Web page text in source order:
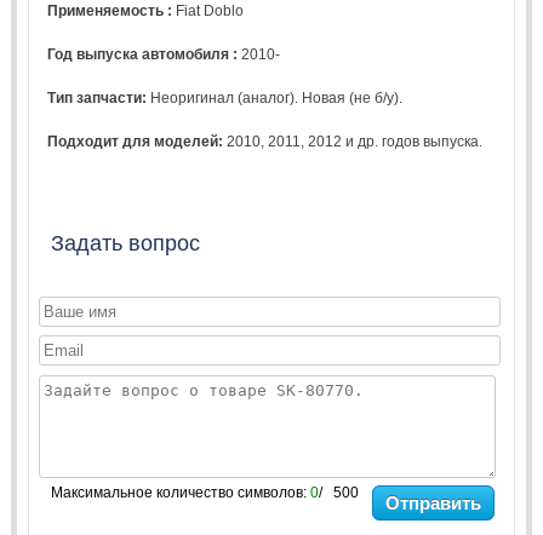
Применяемость : Fiat Doblo
Год выпуска автомобиля :2010-
Тип запчасти: Неоригинал (аналог). Новая (не б/у).
Подходит для моделей: 2010 ,2011 ,2012 и др. годов выпуска.
Задать вопрос
Максимальное количество символов: 0/ 500 Отправить